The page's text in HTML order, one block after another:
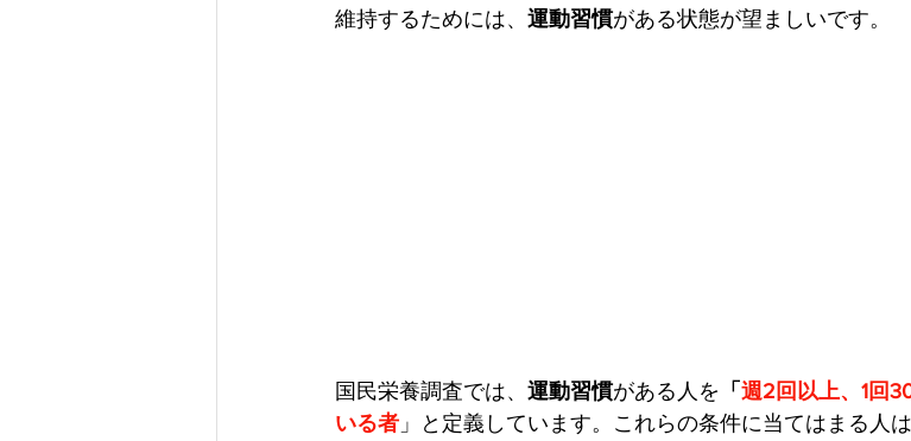
維持するためには、 運動習慣がある状態が望ましいです。
国民栄養調査では、 運動習慣がある人を 「 週2回以上、1回
いる者 」と定義しています。これらの条件に当てはまる人は